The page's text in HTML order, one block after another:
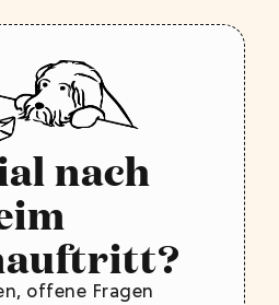
nach
offene Fragen